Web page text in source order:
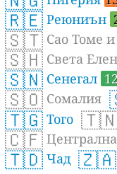
🇷🇪 Реюниън
🇸🇹 Сао Томе
🇸🇭 Света
🇸🇳 Сенегал
🇸🇴 Сомалия
🇹🇬 Того
🇨🇫
🇹🇩 Чад 🇿🇦